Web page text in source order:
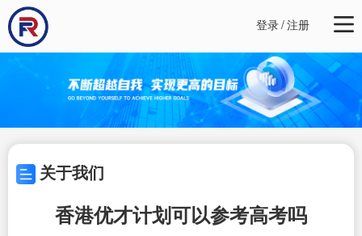
登录/注册
关于我们
香港优才计划可以参考高考吗